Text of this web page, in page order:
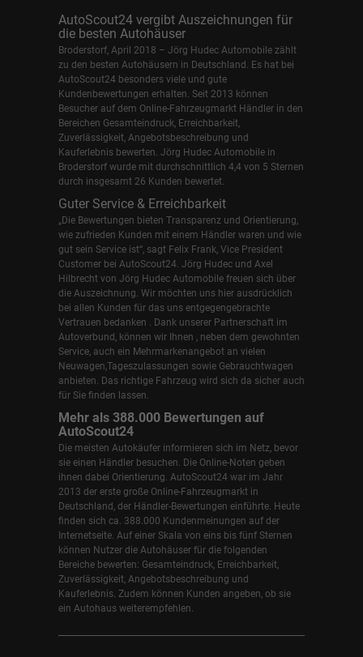
AutoScout24 vergibt Auszeichnungen für
die besten Autohäuser
Broderstorf, April 2018 – Jörg Hudec Automobile zählt
zu den besten Autohäusern in Deutschland. Es hat bei
AutoScout24 besonders viele und gute
Kundenbewertungen erhalten. Seit 2013 können
Besucher auf dem Online-Fahrzeugmarkt Händler in den
Bereichen Gesamteindruck, Erreichbarkeit,
Zuverlässigkeit, Angebotsbeschreibung und
Kauferlebnis bewerten. Jörg Hudec Automobile in
Broderstorf wurde mit durchschnittlich 4,4 von 5 Sternen
durch insgesamt 26 Kunden bewertet.
Guter Service & Erreichbarkeit
„Die Bewertungen bieten Transparenz und Orientierung,
wie zufrieden Kunden mit einem Händler waren und wie
gut sein Service ist“, sagt Felix Frank, Vice President
Customer bei AutoScout24. Jörg Hudec und Axel
Hilbrecht von Jörg Hudec Automobile freuen sich über
die Auszeichnung. Wir möchten uns hier ausdrücklich
bei allen Kunden für das uns entgegengebrachte
Vertrauen bedanken . Dank unserer Partnerschaft im
Autoverbund, können wir Ihnen , neben dem gewohnten
Service, auch ein Mehrmarkenangebot an vielen
Neuwagen,Tageszulassungen sowie Gebrauchtwagen
anbieten. Das richtige Fahrzeug wird sich da sicher auch
für Sie finden lassen.
Mehr als 388.000 Bewertungen auf
AutoScout24
Die meisten Autokäufer informieren sich im Netz, bevor
sie einen Händler besuchen. Die Online-Noten geben
ihnen dabei Orientierung. AutoScout24 war im Jahr
2013 der erste große Online-Fahrzeugmarkt in
Deutschland, der Händler-Bewertungen einführte. Heute
finden sich ca. 388.000 Kundenmeinungen auf der
Internetseite. Auf einer Skala von eins bis fünf Sternen
können Nutzer die Autohäuser für die folgenden
Bereiche bewerten: Gesamteindruck, Erreichbarkeit,
Zuverlässigkeit, Angebotsbeschreibung und
Kauferlebnis. Zudem können Kunden angeben, ob sie
ein Autohaus weiterempfehlen.